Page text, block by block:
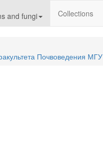
and fungi Collections
Почвоведения МГУ